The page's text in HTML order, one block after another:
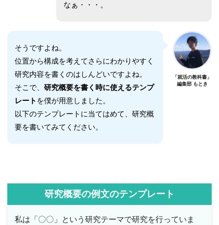
なぁ・・・。
そうですよね。
位置から構成を考えてさらにわかりやすく
研究内容を書くのはしんどいですよね。
そこで、 研究概要を書く時に使えるテンプ
レート を僕が用意しました。
以下のテンプレートに当てはめて、研究概
要を書いてみてください。
「就活の教科書」
編集部 もとき
研究概要の例文のテンプレート
私は「〇〇」という研究テーマで研究を行っていま